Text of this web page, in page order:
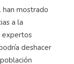
han mostrado
a la
expertos
deshacer